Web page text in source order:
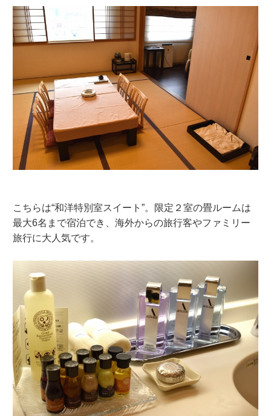
こちらは“和洋特別室スイート”。限定２室の畳ルームは
最大6名まで宿泊でき、海外からの旅行客やファミリー
旅行に大人気です。